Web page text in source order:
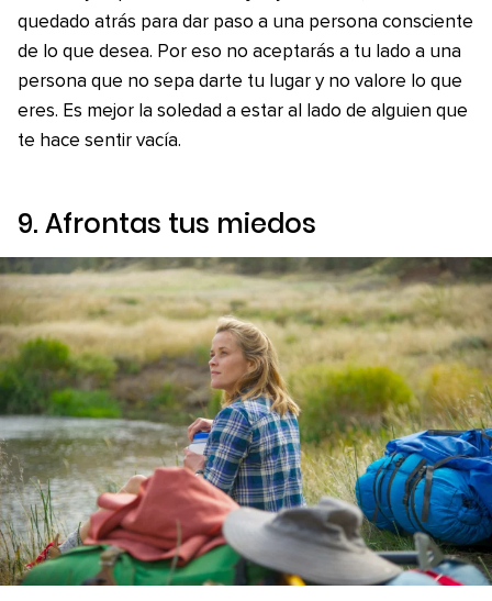
quedado atrás para dar paso a una persona consciente
de lo que desea. Por eso no aceptarás a tu lado a una
persona que no sepa darte tu lugar y no valore lo que
eres. Es mejor la soledad a estar al lado de alguien que
te hace sentir vacía.
9. Afrontas tus miedos